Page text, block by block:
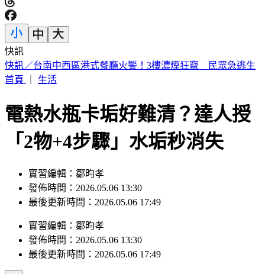
快訊
這次沒有颱風假？白海豚災情頻傳 蔣萬安鬆口「沒放假原
因」
電熱水瓶卡垢好難清？達人授
「2物+4步驟」水垢秒消失
實習編輯：鄒昀孝
發佈時間：2026.05.06 13:30
實習編輯 ： 鄒昀孝
發佈時間：2026.05.06 13:30